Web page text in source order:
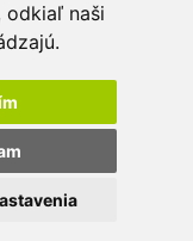
odkiaľ naši